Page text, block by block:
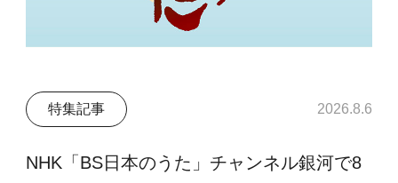
特集記事 2026.8.6
NHK「BS日本のうた」チャンネル銀河で8